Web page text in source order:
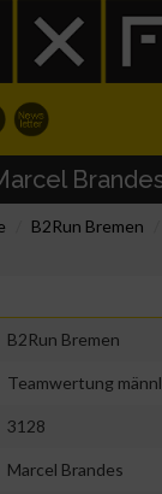
B2Run Bremen
B2Run Bremen
Teamwertung
3128
Marcel Brandes